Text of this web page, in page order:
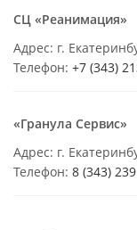
СЦ «Реанимация»
Адрес: г.
Телефон: +7 (343)
«Гранула Сервис»
Адрес: г.
Телефон: 8 (343)